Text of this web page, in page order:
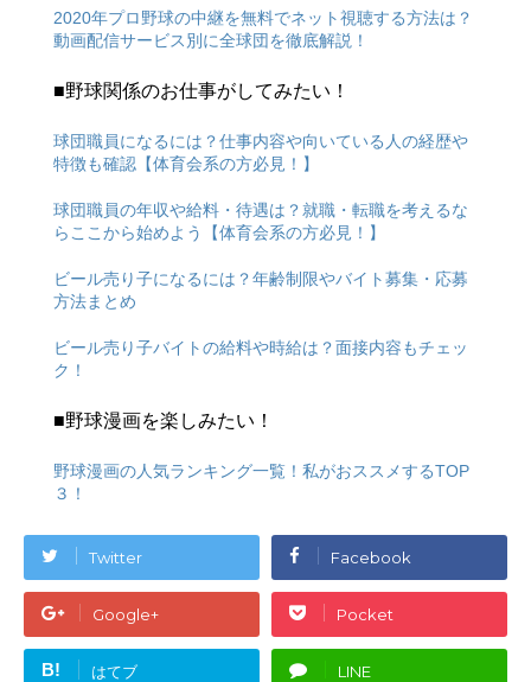
2020年プロ野球の中継を無料でネット視聴する方法は？
動画配信サービス別に全球団を徹底解説！
■野球関係のお仕事がしてみたい！
球団職員になるには？仕事内容や向いている人の経歴や
特徴も確認【体育会系の方必見！】
球団職員の年収や給料・待遇は？就職・転職を考えるな
らここから始めよう【体育会系の方必見！】
ビール売り子になるには？年齢制限やバイト募集・応募
方法まとめ
ビール売り子バイトの給料や時給は？面接内容もチェッ
ク！
■野球漫画を楽しみたい！
野球漫画の人気ランキング一覧！私がおススメするTOP
３！
Twitter Facebook
Google+ Pocket
B! はてブ LINE